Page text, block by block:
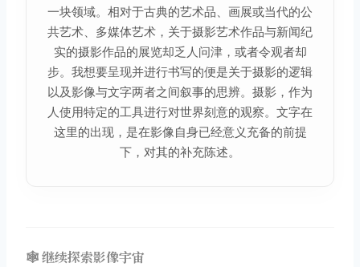
一块领域。相对于古典的艺术品、画展或当代的公
共艺术、多媒体艺术，关于摄影艺术作品与新闻纪
实的摄影作品的展览却乏人问津，或者令观者却
步。我想要呈现并进行书写的便是关于摄影的逻辑
以及影像与文字两者之间叙事的思辨。摄影，作为
人使用特定的工具进行对世界刻意的观察。文字在
这里的出现，是在影像自身已经意义充备的前提
下，对其的补充陈述。
🕸️ 继续探索影像宇宙